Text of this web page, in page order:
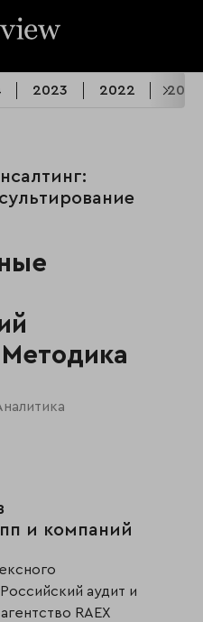
2023 2022 2021
и компаний
аудит и
RAEX